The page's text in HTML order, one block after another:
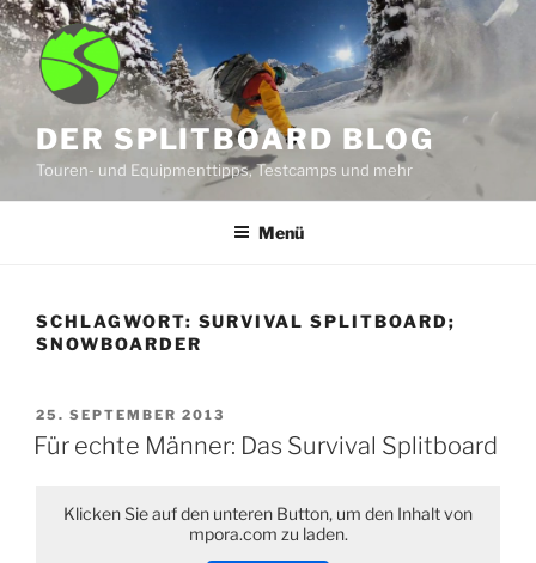
Zum
Inhalt
springen
DER SPLITBOARD BLOG
Touren- und Equipmenttipps, Testcamps und mehr
Menü
SCHLAGWORT: SURVIVAL SPLITBOARD;
SNOWBOARDER
VERÖFFENTLICHT
AM
25. SEPTEMBER 2013
Für echte Männer: Das Survival Splitboard
Klicken Sie auf den unteren Button, um den Inhalt von
mpora.com zu laden.